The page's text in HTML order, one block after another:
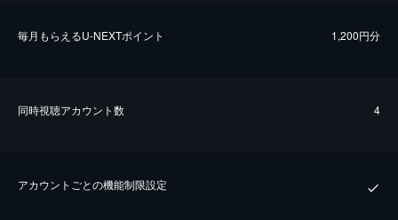
毎⽉もらえるU-NEXTポイント 1,200円分
同時視聴アカウント数 4
アカウントごとの機能制限設定